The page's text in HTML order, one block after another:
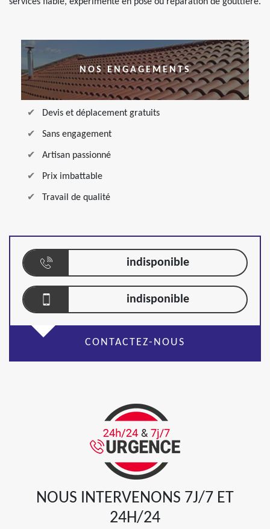
NOS ENGAGEMENTS
Devis et déplacement gratuits
Sans engagement
Artisan passionné
Prix imbattable
Travail de qualité
indisponible
indisponible
CONTACTEZ-NOUS
NOUS INTERVENONS 7J/7 ET
24H/24